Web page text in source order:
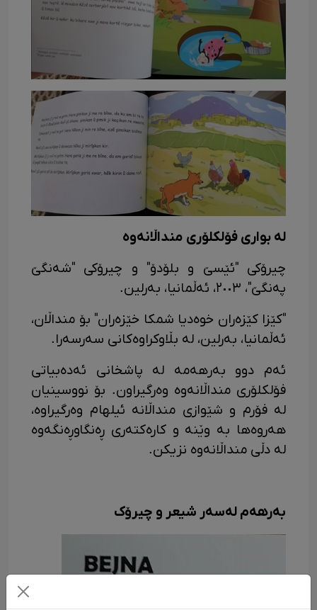
لە بواری فۆلکلۆری منداڵانەوە
چیرۆکی "ئێسێ و بلۆدۆ" و چیرۆکی "شەنگێ
پەنگێ"، ٢٠٠٣، ئەڵمانیا، بەرلین.
"کێزا کێزەران خوەدیا شمکا خێزەران" بۆ منداڵان،
ئەڵمانیا، بەرلین، لە بڵاوکراوەکانی سەرسەرا.
ئەم دوو بەرهەمە لە پاشخانی ئەدەبیاتی
فۆلکلۆری منداڵانەوە وەرگیراون. بۆ نووسینیان
لە فۆرم و شێوازی منداڵانە ئیلهام وەرگیراوە،
هەروەها بە وێنە و کارەکتەری ڕەنگاوڕەنگەوە
لە دڵی منداڵانەوە نزیکن.
بەرهەم لەسەر شیعر و چیرۆک